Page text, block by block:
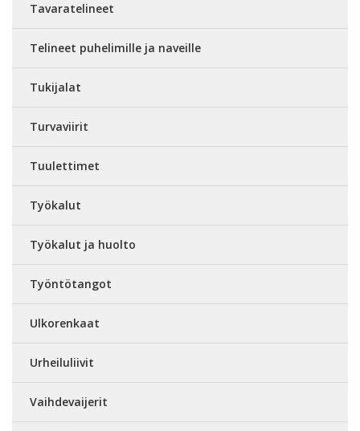
Tavaratelineet
Telineet puhelimille ja naveille
Tukijalat
Turvaviirit
Tuulettimet
Työkalut
Työkalut ja huolto
Työntötangot
Ulkorenkaat
Urheiluliivit
Vaihdevaijerit